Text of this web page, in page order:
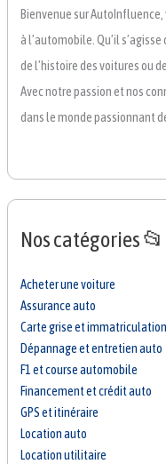
Bienvenue sur
à l’automobile. Qu’il
de l’histoire des voitures ou
Avec notre passion et nos
dans le monde passionnant
Nos catégories 📂
Acheter une voiture
Assurance auto
Carte grise et immatriculation
Dépannage et entretien auto
F1 et course automobile
Financement et crédit auto
GPS et itinéraire
Location auto
Location utilitaire